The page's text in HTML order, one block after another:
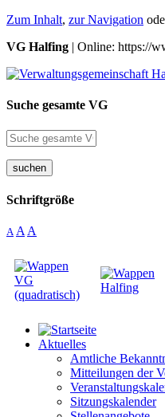
Zum Inhalt, zur Navigation
VG Halfing | Online: https://
Suche gesamte VG
suchen
Schriftgröße
A A A
Aktuelles
Amtliche
Mitteilungen der
Sitzungskalender